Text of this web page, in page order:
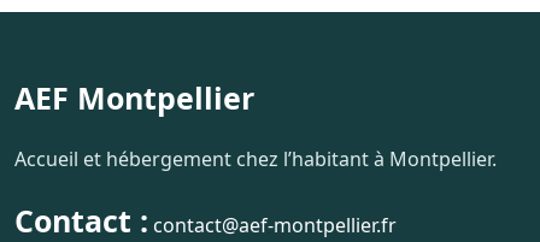
AEF Montpellier
Accueil et hébergement chez l’habitant à Montpellier.
Contact : contact@aef-montpellier.fr